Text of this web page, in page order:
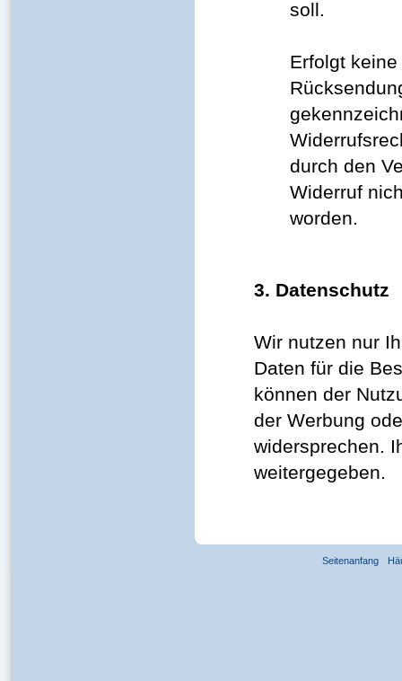
soll.
Erfolgt
durch den
Widerruf
worden.
3. Datenschutz
Wir nutzen nur
Daten für die
können der
der Werbung
widersprechen.
weitergegeben.
Seitenanfang